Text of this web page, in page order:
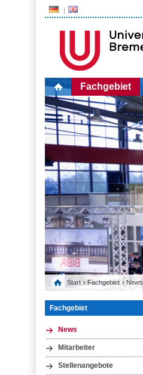
Fachgebiet
Start › Fachgebiet ›News
Fachgebiet
News
Mitarbeiter
Stellenangebote